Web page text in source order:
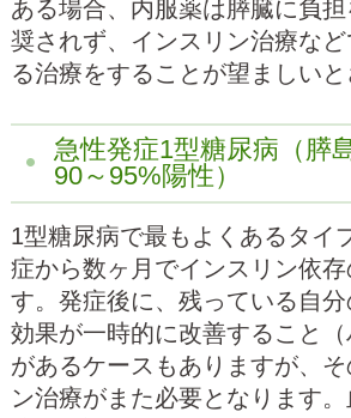
ある場合、内服薬は膵臓に負
奨されず、インスリン治療な
る治療をすることが望ましいと
急性発症1型糖尿病（膵
90～95%陽性）
1型糖尿病で最もよくあるタイ
症から数ヶ月でインスリン依存
す。発症後に、残っている自
効果が一時的に改善すること（
があるケースもありますが、そ
ン治療がまた必要となります